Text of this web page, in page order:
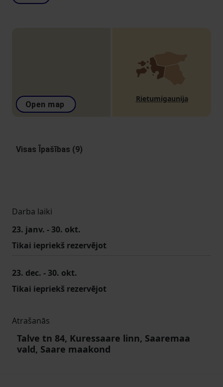
Open map
Rietumigaunija
Visas Īpašības (9)
Darba laiki
23. janv. - 30. okt.
Tikai iepriekš rezervējot
23. dec. - 30. okt.
Tikai iepriekš rezervējot
Atrašanās
Talve tn 84, Kuressaare linn, Saaremaa
vald, Saare maakond